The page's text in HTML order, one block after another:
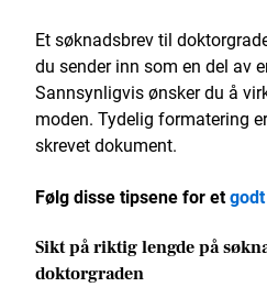
Et søknadsbrev til
du sender inn som en del av
Sannsynligvis ønsker du å
moden. Tydelig formatering
skrevet dokument.
Følg disse tipsene for et
Sikt på riktig lengde på
doktorgraden